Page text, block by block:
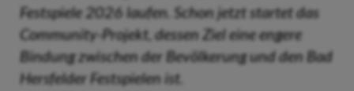
Festspiele 2026 laufen. Schon jetzt startet das
Community-Projekt, dessen Ziel eine engere
Bindung zwischen der Bevölkerung und den Bad
Hersfelder Festspielen ist.